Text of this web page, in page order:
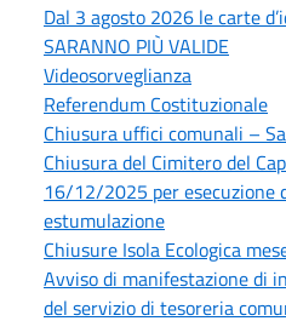
Dal 3 agosto 2026 le carte
SARANNO PIÙ VALIDE
Videosorveglianza
Referendum Costituzionale
Chiusura uffici comunali –
Chiusura del Cimitero del
16/12/2025 per esecuzione
estumulazione
Chiusure Isola Ecologica
Avviso di manifestazione di
del servizio di tesoreria